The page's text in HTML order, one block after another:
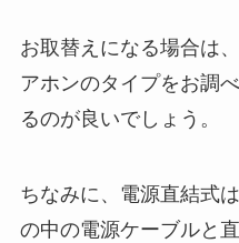
お取替えになる場合は
アホンのタイプをお調
るのが良いでしょう。
ちなみに、電源直結式
の中の電源ケーブルと